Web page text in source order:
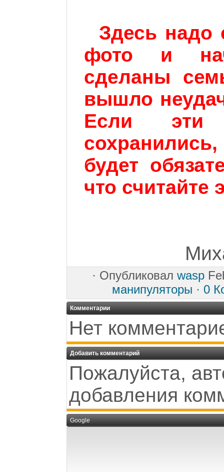
Здесь надо
фото и
сделаны
вышло
Если
будет
что считайте
· Опубликовал wasp
манипуляторы · 0
Комментарии
Нет
Добавить комментарий
Пожалуйста,
добавления
Google